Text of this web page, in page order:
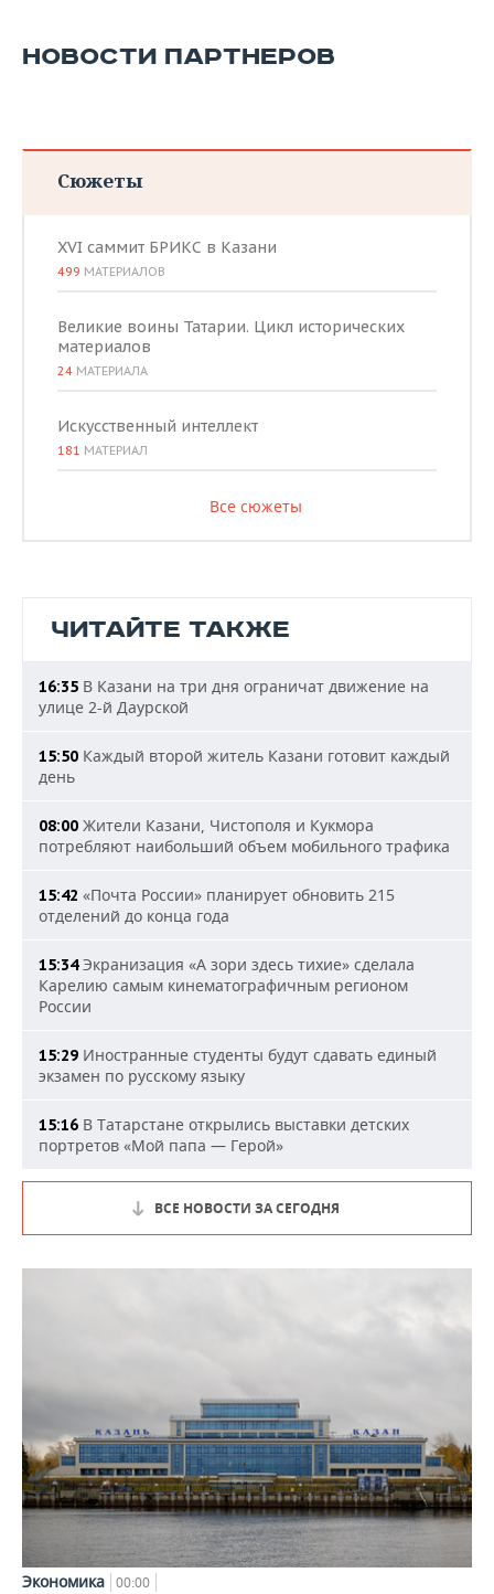
НОВОСТИ ПАРТНЕРОВ
Сюжеты
XVI саммит БРИКС в Казани
499 МАТЕРИАЛОВ
Великие воины Татарии. Цикл исторических
материалов
24 МАТЕРИАЛА
Искусственный интеллект
181 МАТЕРИАЛ
Все сюжеты
ЧИТАЙТЕ ТАКЖЕ
16:35 В Казани на три дня ограничат движение на
улице 2-й Даурской
15:50 Каждый второй житель Казани готовит каждый
день
08:00 Жители Казани, Чистополя и Кукмора
потребляют наибольший объем мобильного трафика
15:42 «Почта России» планирует обновить 215
отделений до конца года
15:34Экранизация «А зори здесь тихие» сделала
Карелию самым кинематографичным регионом
России
15:29 Иностранные студенты будут сдавать единый
экзамен по русскому языку
15:16 В Татарстане открылись выставки детских
портретов «Мой папа — Герой»
ВСЕ НОВОСТИ ЗА СЕГОДНЯ
Экономика 00:00